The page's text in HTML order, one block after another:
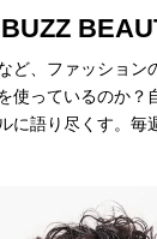
ど、ファッション
使っているのか？
に語り尽くす。毎